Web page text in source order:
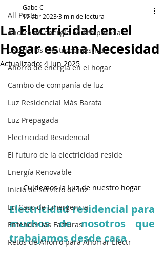
All Posts
Ahorro de energía en temporada
Uso de los electrodomésticos
Ahorro de energía en el hogar
Cambio de compañía de luz
Luz Residencial Más Barata
Luz Prepagada
Electricidad Residencial
El futuro de la electricidad reside
Energía Renovable
Inicio de servicio de luz
En Caso de Emergencia
Entender las Facturas
Retos de Ahorro para Ahorrar Electr
La Electricidad en el
Hogar es una Necesidad
Gabe C
17 abr 20233 min de lectura
Actualizado: 4 jun 2025
Cuidemos la Luz de nuestro hogar
Electricidad residencial para
muchos de nosotros que
trabajamos desde casa